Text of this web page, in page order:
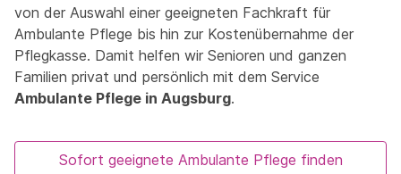
von der Auswahl einer geeigneten Fachkraft für
Ambulante Pflege bis hin zur Kostenübernahme der
Pflegkasse. Damit helfen wir Senioren und ganzen
Familien privat und persönlich mit dem Service
Ambulante Pflege in Augsburg.
Sofort geeignete Ambulante Pflege finden